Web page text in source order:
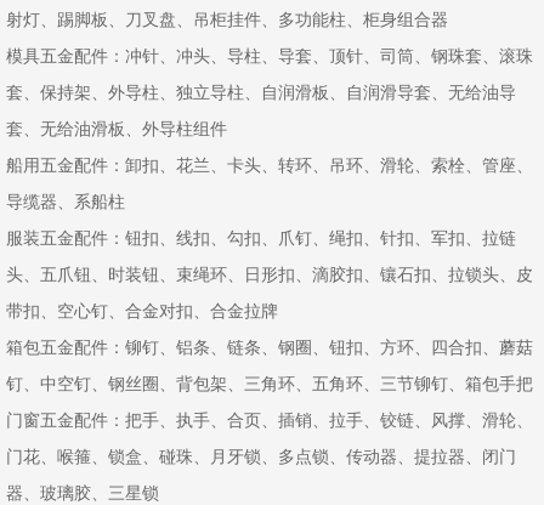
射灯、踢脚板、刀叉盘、吊柜挂件、多功能柱、柜身组合器
模具五金配件：冲针、冲头、导柱、导套、顶针、司筒、钢珠套、滚珠
套、保持架、外导柱、独立导柱、自润滑板、自润滑导套、无给油导
套、无给油滑板、外导柱组件
船用五金配件：卸扣、花兰、卡头、转环、吊环、滑轮、索栓、管座、
导缆器、系船柱
服装五金配件：钮扣、线扣、勾扣、爪钉、绳扣、针扣、军扣、拉链
头、五爪钮、时装钮、束绳环、日形扣、滴胶扣、镶石扣、拉锁头、皮
带扣、空心钉、合金对扣、合金拉牌
箱包五金配件：铆钉、铝条、链条、钢圈、钮扣、方环、四合扣、蘑菇
钉、中空钉、钢丝圈、背包架、三角环、五角环、三节铆钉、箱包手把
门窗五金配件：把手、执手、合页、插销、拉手、铰链、风撑、滑轮、
门花、喉箍、锁盒、碰珠、月牙锁、多点锁、传动器、提拉器、闭门
器、玻璃胶、三星锁